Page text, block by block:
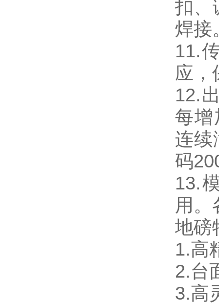
扣、
焊接
11.
应，
12.
每增
连续
码
13.
用。
地磅
1.高
2.台
3.高